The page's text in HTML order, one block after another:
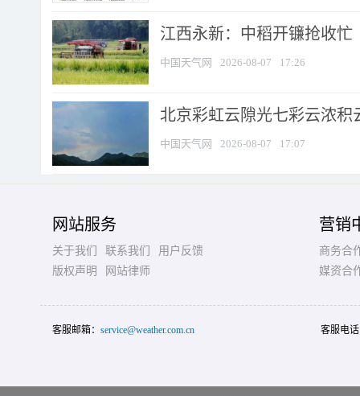
江西永新：中稻开镰抢收忙
中国天气网 2026-08-07 17:26
北京彩虹云隙光七彩云浓积
中国天气网 2026-08-07 17:07
网站服务
关于我们 联系我们
用户反馈
版权声明
网站律师
营销
商务合
媒资合
客服邮箱： service@weather.com.cn 客服电